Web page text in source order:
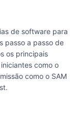
de software para
passo a passo de
os principais
como o
como o SAM